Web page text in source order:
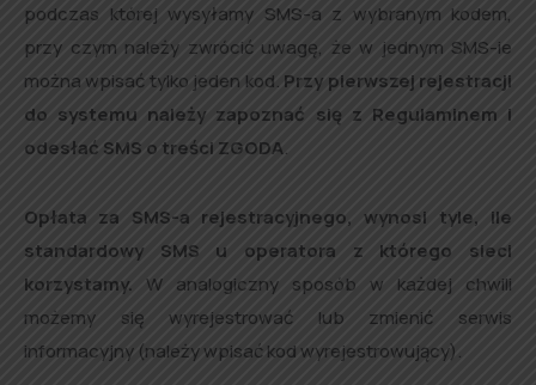
podczas której wysyłamy SMS-a z wybranym kodem,
przy czym należy zwrócić uwagę, że w jednym SMS-ie
można wpisać tylko jeden kod. Przy pierwszej rejestracji
do systemu należy zapoznać się z Regulaminem i
odesłać SMS o treści ZGODA.
Opłata za SMS-a rejestracyjnego, wynosi tyle, ile
standardowy SMS u operatora z którego sieci
korzystamy. W analogiczny sposób w każdej chwili
możemy się wyrejestrować lub zmienić serwis
informacyjny (należy wpisać kod wyrejestrowujący).